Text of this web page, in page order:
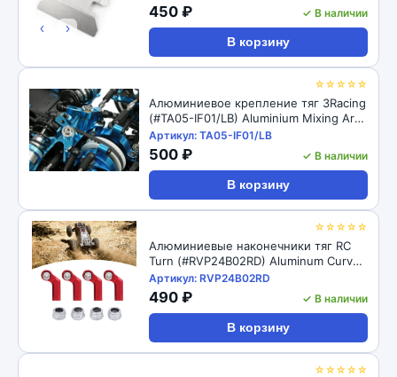
‹ ›
450 ₽ ✓ В наличии
В корзину
☆☆☆☆☆
Алюминиевое крепление тяг 3Racing
(#TA05-IF01/LB) Aluminium Mixing Arm
For TA-05IFS
Артикул: TA05-IF01/LB
500 ₽ ✓ В наличии
В корзину
☆☆☆☆☆
Алюминиевые наконечники тяг RC
Turn (#RVP24B02RD) Aluminum Curved
Link Steering Rod Ends with M4 CW
Thread Bore for 1/10 RC Crawler 4pcs:
Red
Артикул: RVP24B02RD
490 ₽ ✓ В наличии
В корзину
☆☆☆☆☆